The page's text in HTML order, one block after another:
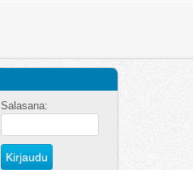
Salasana: